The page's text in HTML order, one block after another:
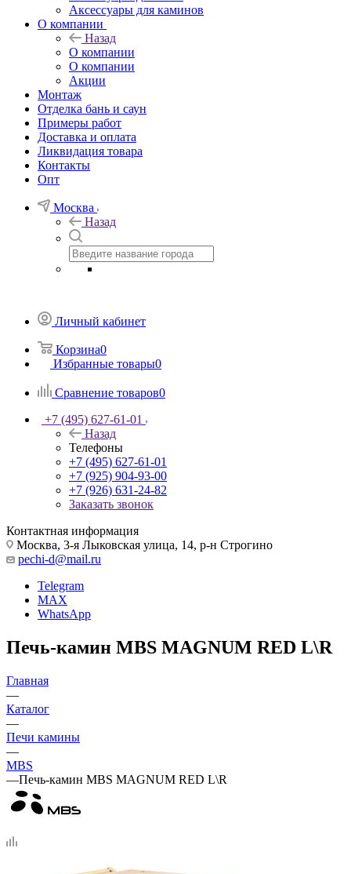
Аксессуары для каминов
О компании
Назад
О компании
О компании
Акции
Монтаж
Отделка бань и саун
Примеры работ
Доставка и оплата
Ликвидация товара
Контакты
Опт
Москва
Назад
Личный кабинет
Корзина0
Избранные товары0
Сравнение товаров0
+7 (495) 627-61-01
Назад
Телефоны
+7 (495) 627-61-01
+7 (925) 904-93-00
+7 (926) 631-24-82
Заказать звонок
Контактная информация
Москва, 3-я Лыковская улица, 14, р-н Строгино
pechi-d@mail.ru
Telegram
MAX
WhatsApp
Печь-камин MBS MAGNUM RED L\R
Главная
—
Каталог
—
Печи камины
—
MBS
—Печь-камин MBS MAGNUM RED L\R